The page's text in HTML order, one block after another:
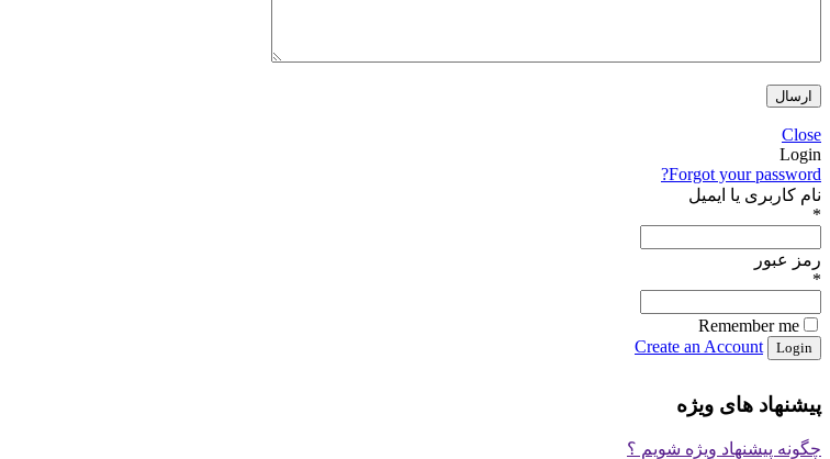
Close
Login
Forgot your password?
نام کاربری یا ایمیل
*
رمز عبور
*
Remember me
Create an Account
پیشنهاد های ویژه
چگونه پیشنهاد ویژه شویم ؟